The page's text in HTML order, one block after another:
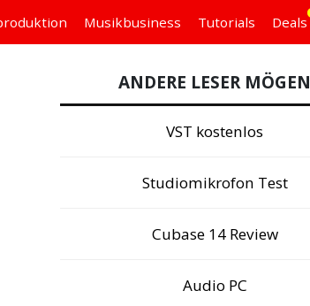
Musikbusiness Tutorials Deals
ANDERE LESER MÖGEN
VST kostenlos
Studiomikrofon Test
Cubase 14 Review
Audio PC